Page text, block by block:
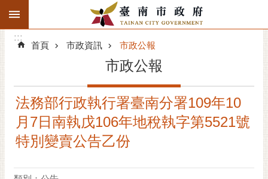
跳到主要內容區塊
搜
階
精彩府城
市府動態
:::
:::
首頁 市政資訊 市政公報
市政公報
法務部行政執行署臺南分署109年10
月7日南執戊106年地稅執字第5521號
特別變賣公告乙份